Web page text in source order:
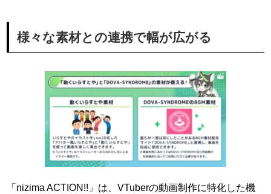
様々な素材との連携で幅が広がる
「nizima ACTION!!」は、VTuberの動画制作に特化した機